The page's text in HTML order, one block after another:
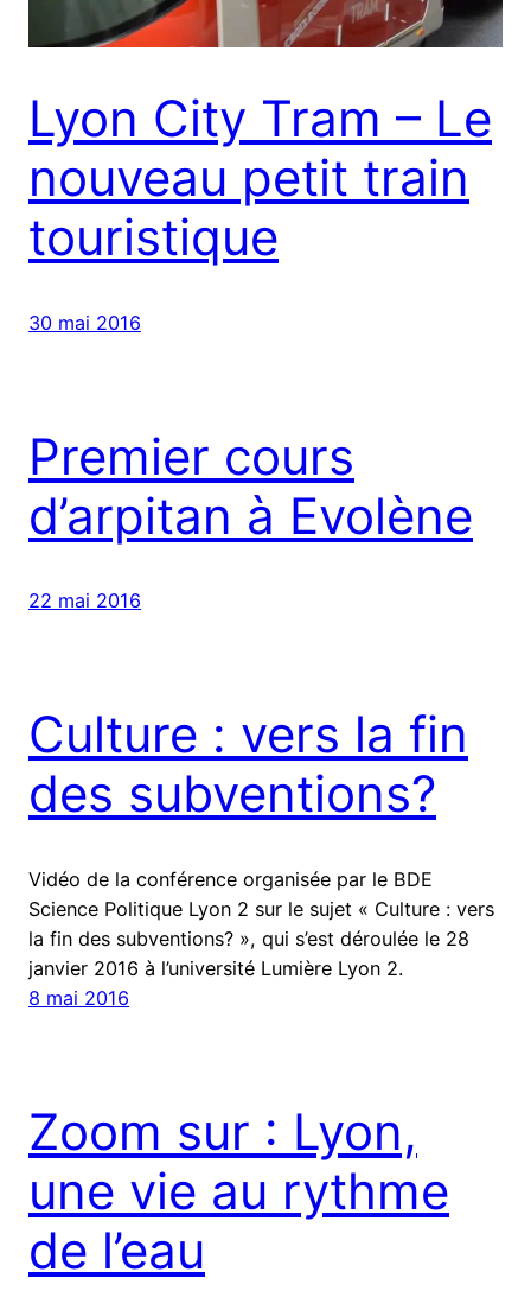
Lyon City Tram – Le
nouveau petit train
touristique
30 mai 2016
Premier cours
d’arpitan à Evolène
22 mai 2016
Culture : vers la fin
des subventions?
Vidéo de la conférence organisée par le BDE
Science Politique Lyon 2 sur le sujet « Culture : vers
la fin des subventions? », qui s’est déroulée le 28
janvier 2016 à l’université Lumière Lyon 2.
8 mai 2016
Zoom sur : Lyon,
une vie au rythme
de l’eau